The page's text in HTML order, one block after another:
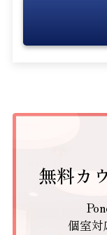
無料カ
個室対